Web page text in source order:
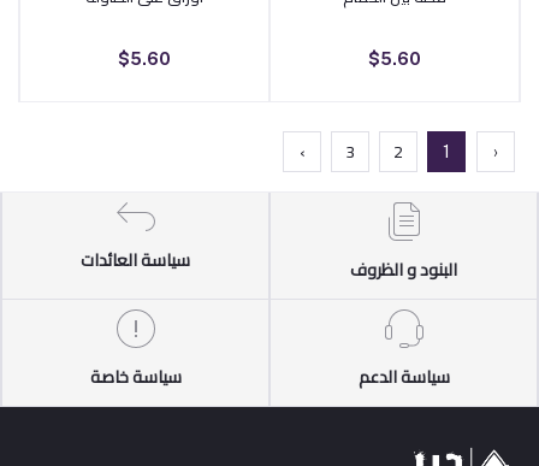
$5.60
$5.60
‹
1
2
3
›
البنود و الظروف سياسة العائدات
سياسة الدعم سياسة خاصة